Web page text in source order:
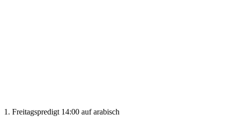
1. Freitagspredigt 14:00 auf arabisch